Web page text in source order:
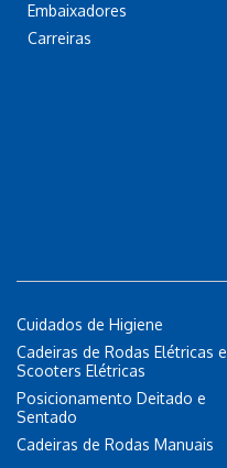
Embaixadores
Carreiras
Cuidados de Higiene
Cadeiras de Rodas Elétricas e
Scooters Elétricas
Posicionamento Deitado e
Sentado
Cadeiras de Rodas Manuais